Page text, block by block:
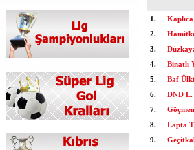
1.
2.
3.
4.
Binatlı
5.
Baf
6.
DND
7.
8.
Lapta
9.